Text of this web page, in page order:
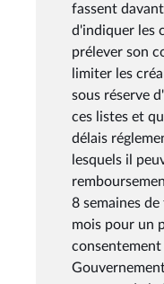
fassent
d'indiquer les
prélever son
limiter les
sous réserve
ces listes et
délais
lesquels il
8 semaines
mois pour un
consentement